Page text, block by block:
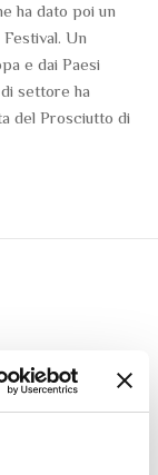
ha dato poi un
Un
e dai Paesi
settore ha
del Prosciutto di
di Parma